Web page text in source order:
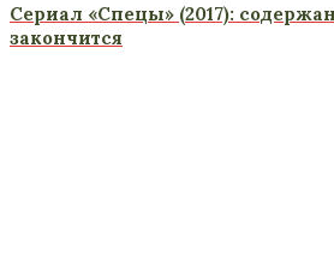
Сериал «Спецы» (2017):
закончится